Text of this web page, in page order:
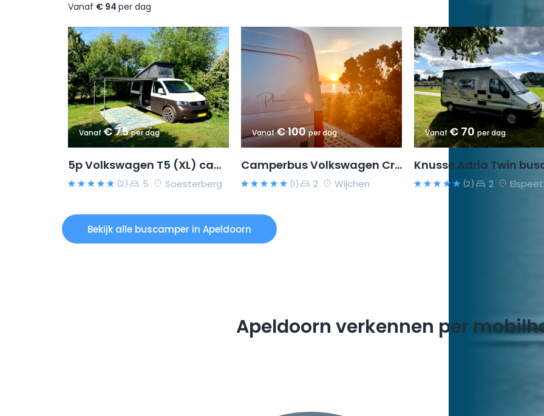
Vanaf € 94 per dag
Vanaf € 75per dag
5p Volkswagen T5 (XL) campervan uit 2006
(2) 5 Soesterberg
Vanaf€ 100per dag
Camperbus Volkswagen Crafter
(1) 2 Wijchen
Vanaf € 70per dag
(2) 2 Elspeet
Bekijk alle buscamper in Apeldoorn
Apeldoorn verkennen per